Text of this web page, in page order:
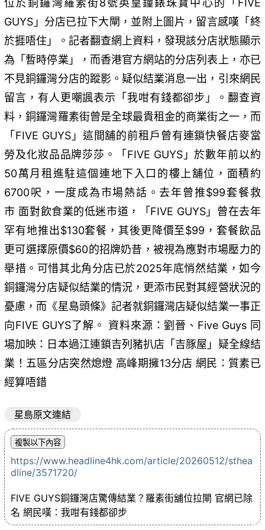
位於銅鑼灣羅素街8號英皇鐘錶珠寶中心的「FIVE
GUYS」分店已拉下大閘，並附上圖片，留言感嘆「終
於捱唔住」。記者翻查網上資料，發現該分店狀態顯示
為「暫時停業」，而香港官方網站的分店列表上，亦已
不見銅鑼灣分店的蹤影。疑似結業消息一出，引來網民
留言，有人更嘲諷表示「我咁有錢都卻步」。翻查資
料，銅鑼灣羅素街曾是全球最貴租金的商業街之一，而
「FIVE GUYS」這間舖的前租戶曾有連鎖快餐店麥當
勞及化妝品品牌莎莎。「FIVE GUYS」於數年前以約
50萬月租進駐這個連地下入口的樓上舖位，面積約
6700呎，一度成為市場熱話。去年曾推$99套餐救
市 面對飲食業的低迷市道，「FIVE GUYS」曾在去年
罕有地推出$130套餐，其後更降價至$99，套餐飲品
更可選擇原價$60的招牌奶昔，被視為應對市場壓力的
舉措。可惜其北角分店已於2025年底悄然結業，如今
銅鑼灣分店疑似結業的情況，更添市民對其經營狀況的
憂慮，而《星島頭條》記者就銅鑼灣店疑似結業一事正
向FIVE GUYS了解。 資料來源：劉晉、Five Guys 同
場加映：日本過江連鎖吉列豬扒店「吉豚屋」疑全線結
業！五區分店突然熄燈 高峰期擁13分店 網民：質素已
經算唔錯
星島原文連結
https://www.headline4hk.com/article/20260512/sthea
dline/3571720/
FIVE GUYS銅鑼灣店驚傳結業？羅素街舖位拉閘 官網已除
名 網民嘆：我咁有錢都卻步